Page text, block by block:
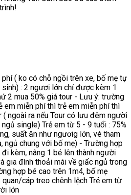
( ko có chỗ ngồi trên xe, bố mẹ tự
: 2 ngươi lớn chỉ được kèm 1
2 mua 50% giá tour - Lưu ý: trường
em miễn phí thì trẻ em miễn phí thì
( ngoài ra nếu Tour có lưu đêm người
single) Trẻ em từ 5 - 9 tuổi : 75%
suất ăn như ngươig lớn, vé tham
ngủ chung với bố mẹ) - Trường hợp
kèm, nâng 1 bé lên thành người
gia đình thoải mái về giấc ngủ trong
hợp bé cao trên 1m4, bố mẹ
cáp treo chênh lệch Trẻ em từ
lớn